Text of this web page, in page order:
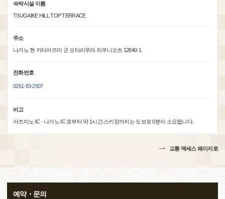
숙박시설 이름
TSUGAIKE HILL TOP TERRACE
주소
나가노 현 키타아즈미 군 오타리무라 치쿠니오츠 12840-1
전화번호
0261-83-2507
비고
아즈미노 IC · 나가노 IC 로부터 약 1시간.스키장까지는 도보로 0분이 소요됩니다.
교통 액세스 페이지로
예약・문의